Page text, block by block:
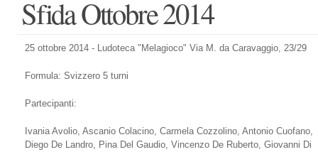
Sfida Ottobre 2014
25 ottobre 2014 - Ludoteca "Melagioco" Via M. da Caravaggio, 23/29
Formula: Svizzero 5 turni
Partecipanti:
Ivania Avolio, Ascanio Colacino, Carmela Cozzolino, Antonio Cuofano,
Diego De Landro, Pina Del Gaudio, Vincenzo De Ruberto, Giovanni Di